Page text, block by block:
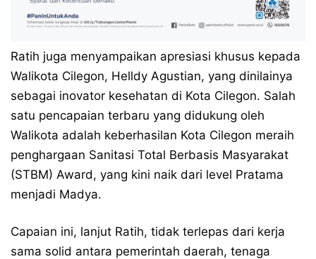
Ratih juga menyampaikan apresiasi khusus kepada
Walikota Cilegon, Helldy Agustian, yang dinilainya
sebagai inovator kesehatan di Kota Cilegon. Salah
satu pencapaian terbaru yang didukung oleh
Walikota adalah keberhasilan Kota Cilegon meraih
penghargaan Sanitasi Total Berbasis Masyarakat
(STBM) Award, yang kini naik dari level Pratama
menjadi Madya.
Capaian ini, lanjut Ratih, tidak terlepas dari kerja
sama solid antara pemerintah daerah, tenaga